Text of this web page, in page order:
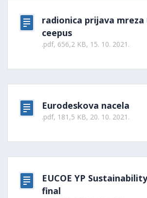
radionica prijava mreza
ceepus
.pdf, 656,2 KB, 15. 10. 2021.
Eurodeskova nacela
.pdf, 181,5 KB, 20. 10. 2021.
EUCOE YP
final